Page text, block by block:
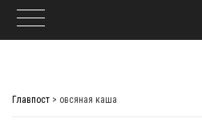
Главпост > овсяная каша